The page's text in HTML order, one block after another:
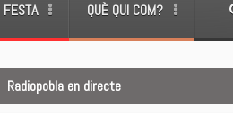
FESTA QUÈ QUI COM?
Radiopobla en directe